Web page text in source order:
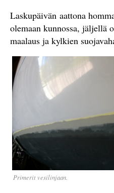
Laskupäivän aattona
olemaan kunnossa, jäljellä
maalaus ja kylkien
Primerit vesilinjaan.